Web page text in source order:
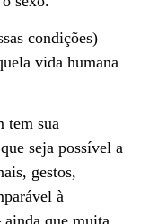
condições)
vida humana
tem sua
seja possível a
gestos,
à